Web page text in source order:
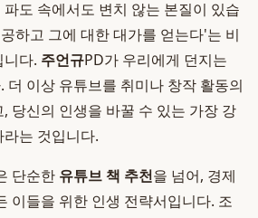
도 속에서도 변치 않는 본질이 있습
하고 그에 대한 대가를 얻는다'는 비
다. 주언규PD가 우리에게 던지는
더 이상 유튜브를 취미나 창작 활동의
당신의 인생을 바꿀 수 있는 가장 강
는 것입니다.
단순한 유튜브 책 추천을 넘어, 경제
이들을 위한 인생 전략서입니다. 조